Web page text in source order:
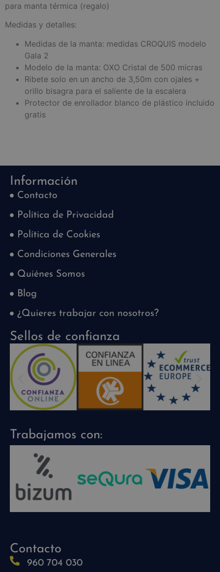
para manta térmica (regalo)
Medidas y detalles:
Medidas de la manta: medidas CROQUIS modelo
Gala 2
Modelo de la manta: OXO Cristal de 500 micras
Ribete solo en un ancho de 3,50m con ojales +
orillo bisagra para el saliente de la escalera
Protector de enrollador blanco de plástico incluido
gratis
Información
Contacto
Política de Privacidad
Política de Cookies
Condiciones Generales
Quiénes Somos
Blog
¿Quieres trabajar con nosotros?
Sellos de confianza
Trabajamos con:
Contacto
960 704 030